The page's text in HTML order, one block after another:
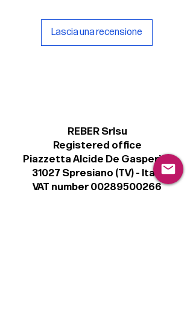
Procreate e Affinity
Lascia una recensione
REBER Srlsu
Registered office
Piazzetta Alcide De Gasperi, 3
31027 Spresiano (TV) - Italy
VAT number 00289500266